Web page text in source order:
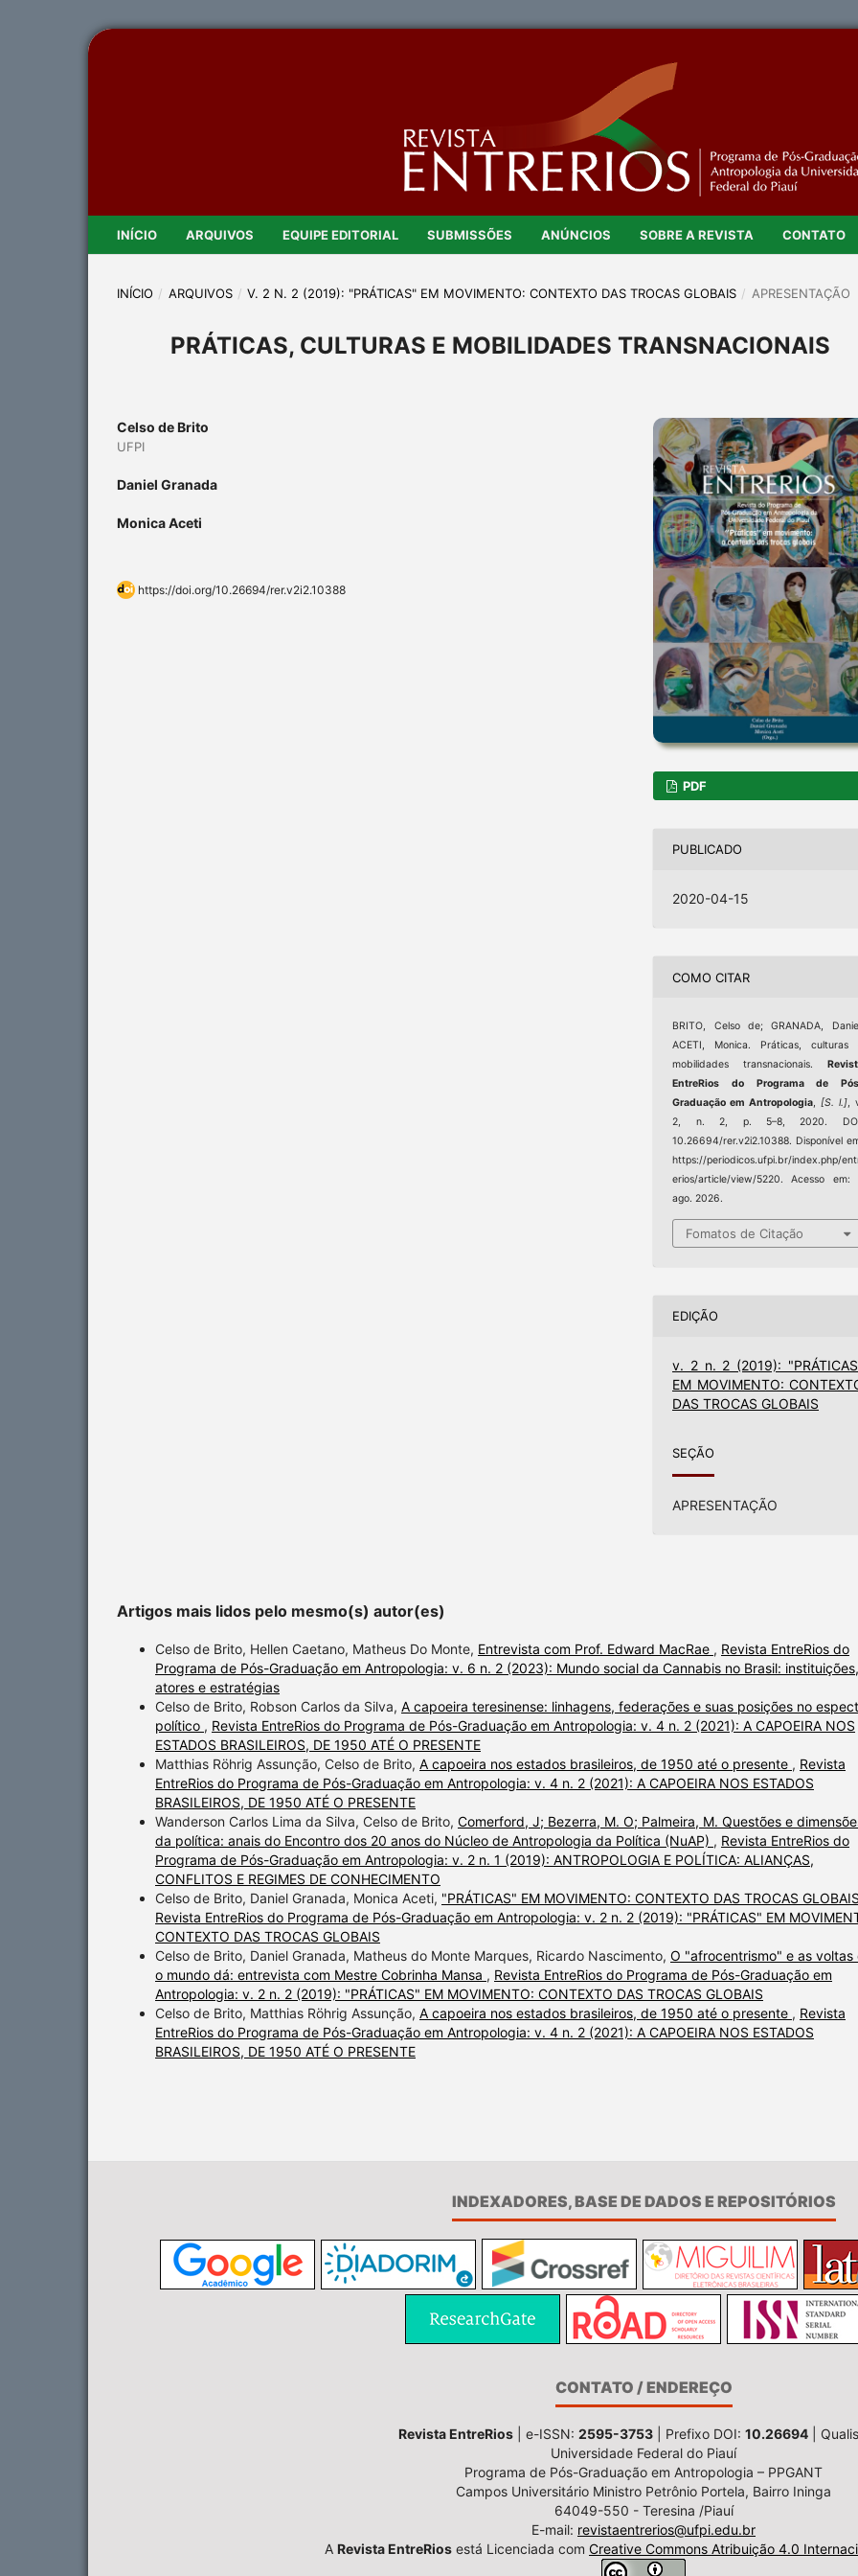
INÍCIO ARQUIVOS EQUIPE EDITORIAL SUBMISSÕES ANÚNCIOS SOBRE A REVISTA CONTATO
INÍCIO / ARQUIVOS / V. 2 N. 2 (2019): "PRÁTICAS" EM MOVIMENTO: CONTEXTO DAS TROCAS GLOBAIS / APRESENTAÇÃO
PRÁTICAS, CULTURAS E MOBILIDADES TRANSNACIONAIS
Celso de Brito
UFPI
Daniel Granada
Monica Aceti
https://doi.org/10.26694/rer.v2i2.10388
PDF
PUBLICADO
2020-04-15
COMO CITAR
BRITO, Celso de; GRANADA,
ACETI, Monica. Práticas, culturas
mobilidades transnacionais.
EntreRios do Programa de
Graduação em Antropologia,[S. l.],
2, n. 2, p. 5–8, 2020.
10.26694/rer.v2i2.10388. Disponível
https://periodicos.ufpi.br/index.php/
erios/article/view/5220. Acesso em:
ago. 2026.
Fomatos de Citação
EDIÇÃO
v. 2 n. 2 (2019):
EM MOVIMENTO:
DAS TROCAS GLOBAIS
SEÇÃO
APRESENTAÇÃO
Artigos mais lidos pelo mesmo(s) autor(es)
Celso de Brito, Hellen Caetano, Matheus Do Monte, Entrevista com Prof. Edward MacRae , Revista EntreRios do
Programa de Pós-Graduação em Antropologia: v. 6 n. 2 (2023): Mundo social da Cannabis no Brasil: instituições,
atores e estratégias
Celso de Brito, Robson Carlos da Silva, A capoeira teresinense: linhagens, federações e suas posições no
político , Revista EntreRios do Programa de Pós-Graduação em Antropologia: v. 4 n. 2 (2021): A CAPOEIRA NOS
ESTADOS BRASILEIROS, DE 1950 ATÉ O PRESENTE
Matthias Röhrig Assunção, Celso de Brito, A capoeira nos estados brasileiros, de 1950 até o presente , Revista
EntreRios do Programa de Pós-Graduação em Antropologia: v. 4 n. 2 (2021): A CAPOEIRA NOS ESTADOS
BRASILEIROS, DE 1950 ATÉ O PRESENTE
Wanderson Carlos Lima da Silva, Celso de Brito, Comerford, J; Bezerra, M. O; Palmeira, M. Questões e
da política: anais do Encontro dos 20 anos do Núcleo de Antropologia da Política (NuAP) , Revista EntreRios do
Programa de Pós-Graduação em Antropologia: v. 2 n. 1 (2019): ANTROPOLOGIA E POLÍTICA: ALIANÇAS,
CONFLITOS E REGIMES DE CONHECIMENTO
Celso de Brito, Daniel Granada, Monica Aceti, "PRÁTICAS" EM MOVIMENTO: CONTEXTO DAS TROCAS GLOBAIS
Revista EntreRios do Programa de Pós-Graduação em Antropologia: v. 2 n. 2 (2019): "PRÁTICAS" EM
CONTEXTO DAS TROCAS GLOBAIS
Celso de Brito, Daniel Granada, Matheus do Monte Marques, Ricardo Nascimento, O "afrocentrismo" e as voltas
o mundo dá: entrevista com Mestre Cobrinha Mansa , Revista EntreRios do Programa de Pós-Graduação em
Antropologia: v. 2 n. 2 (2019): "PRÁTICAS" EM MOVIMENTO: CONTEXTO DAS TROCAS GLOBAIS
Celso de Brito, Matthias Röhrig Assunção, A capoeira nos estados brasileiros, de 1950 até o presente , Revista
EntreRios do Programa de Pós-Graduação em Antropologia: v. 4 n. 2 (2021): A CAPOEIRA NOS ESTADOS
BRASILEIROS, DE 1950 ATÉ O PRESENTE
INDEXADORES, BASE DE DADOS E REPOSITÓRIOS
CONTATO / ENDEREÇO
Revista EntreRios | e-ISSN: 2595-3753 | Prefixo DOI: 10.26694 |
Universidade Federal do Piauí
Programa de Pós-Graduação em Antropologia – PPGANT
Campos Universitário Ministro Petrônio Portela, Bairro Ininga
64049-550 - Teresina /Piauí
E-mail: revistaentrerios@ufpi.edu.br
A Revista EntreRios está Licenciada com Creative Commons Atribuição 4.0